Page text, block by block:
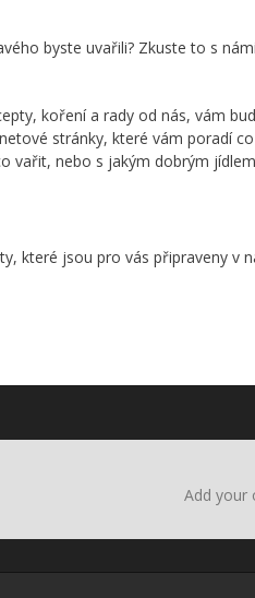
byste uvařili? Zkuste to s
koření a rady od nás, vám
stránky, které vám poradí
vařit, nebo s jakým dobrým
, které jsou pro vás připraveny v
Add your